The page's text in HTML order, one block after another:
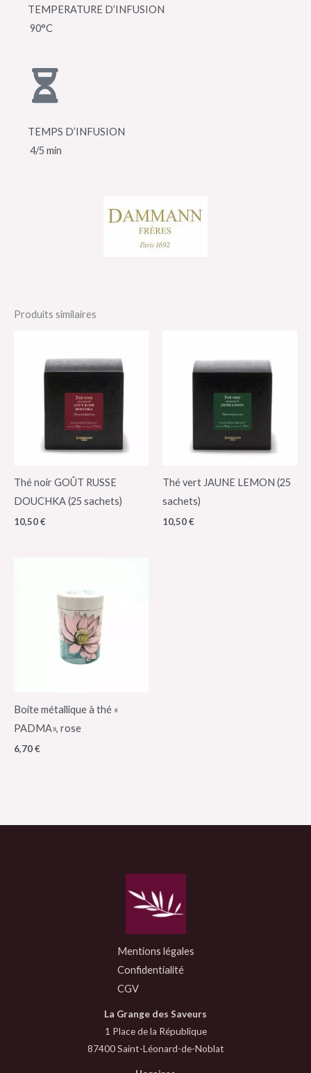
TEMPERATURE D’INFUSION
90°C
TEMPS D’INFUSION
4/5 min
Produits similaires
Thé noir GOÛT RUSSE
DOUCHKA (25 sachets)
10,50€
Thé vert JAUNE LEMON (25
sachets)
10,50€
Boite métallique à thé «
PADMA», rose
6,70€
Mentions légales
Confidentialité
CGV
La Grange des Saveurs
1 Place de la République
87400 Saint-Léonard-de-Noblat